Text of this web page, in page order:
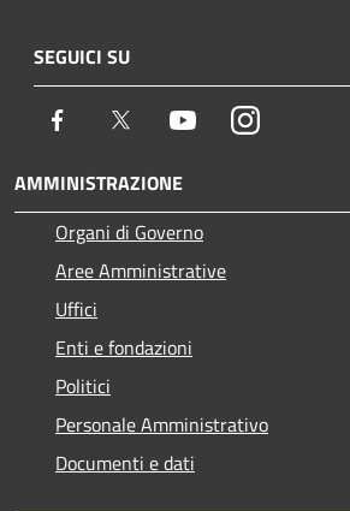
SEGUICI SU
Facebook Twitter YoutubeInstagram
AMMINISTRAZIONE
Organi di Governo
Aree Amministrative
Uffici
Enti e fondazioni
Politici
Personale Amministrativo
Documenti e dati